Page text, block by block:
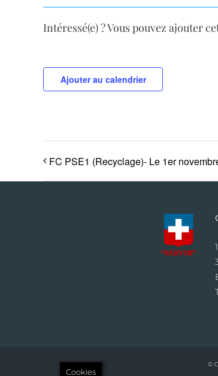
Intéressé(e) ? Vous pouvez ajouter
Ajouter au calendrier
FC PSE1 (Recyclage)- Le 1er
©
Cookies